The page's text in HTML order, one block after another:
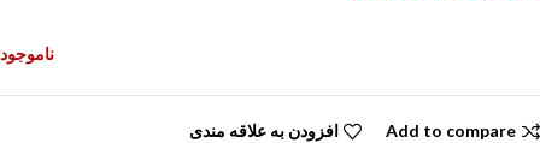
ناموجود
Add to compare افزودن به علاقه مندی